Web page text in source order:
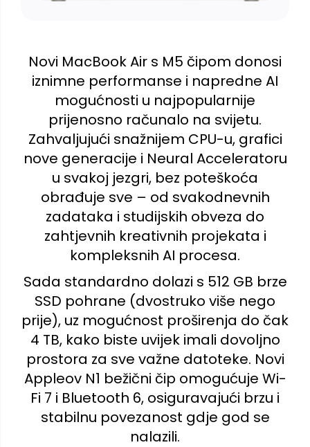
Novi MacBook Air s M5 čipom donosi
iznimne performanse i napredne AI
mogućnosti u najpopularnije
prijenosno računalo na svijetu.
Zahvaljujući snažnijem CPU-u, grafici
nove generacije i Neural Acceleratoru
u svakoj jezgri, bez poteškoća
obrađuje sve – od svakodnevnih
zadataka i studijskih obveza do
zahtjevnih kreativnih projekata i
kompleksnih AI procesa.
Sada standardno dolazi s 512 GB brze
SSD pohrane (dvostruko više nego
prije), uz mogućnost proširenja do čak
4 TB, kako biste uvijek imali dovoljno
prostora za sve važne datoteke. Novi
Appleov N1 bežični čip omogućuje Wi-
Fi 7 i Bluetooth 6, osiguravajući brzu i
stabilnu povezanost gdje god se
nalazili.